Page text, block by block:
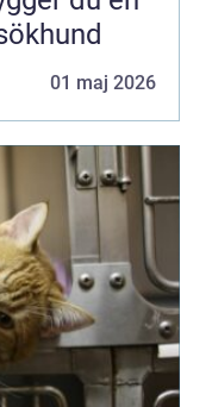
01 maj 2026